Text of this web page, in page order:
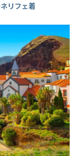
リフェ着